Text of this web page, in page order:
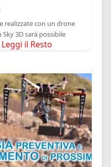
realizzate con un drone
3D sarà possibile
Leggi il Resto